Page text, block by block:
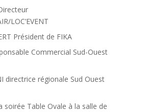
LOC’EVENT
Président de FIKA
Commercial Sud-Ouest
directrice régionale Sud Ouest
soirée Table Ovale à la salle de